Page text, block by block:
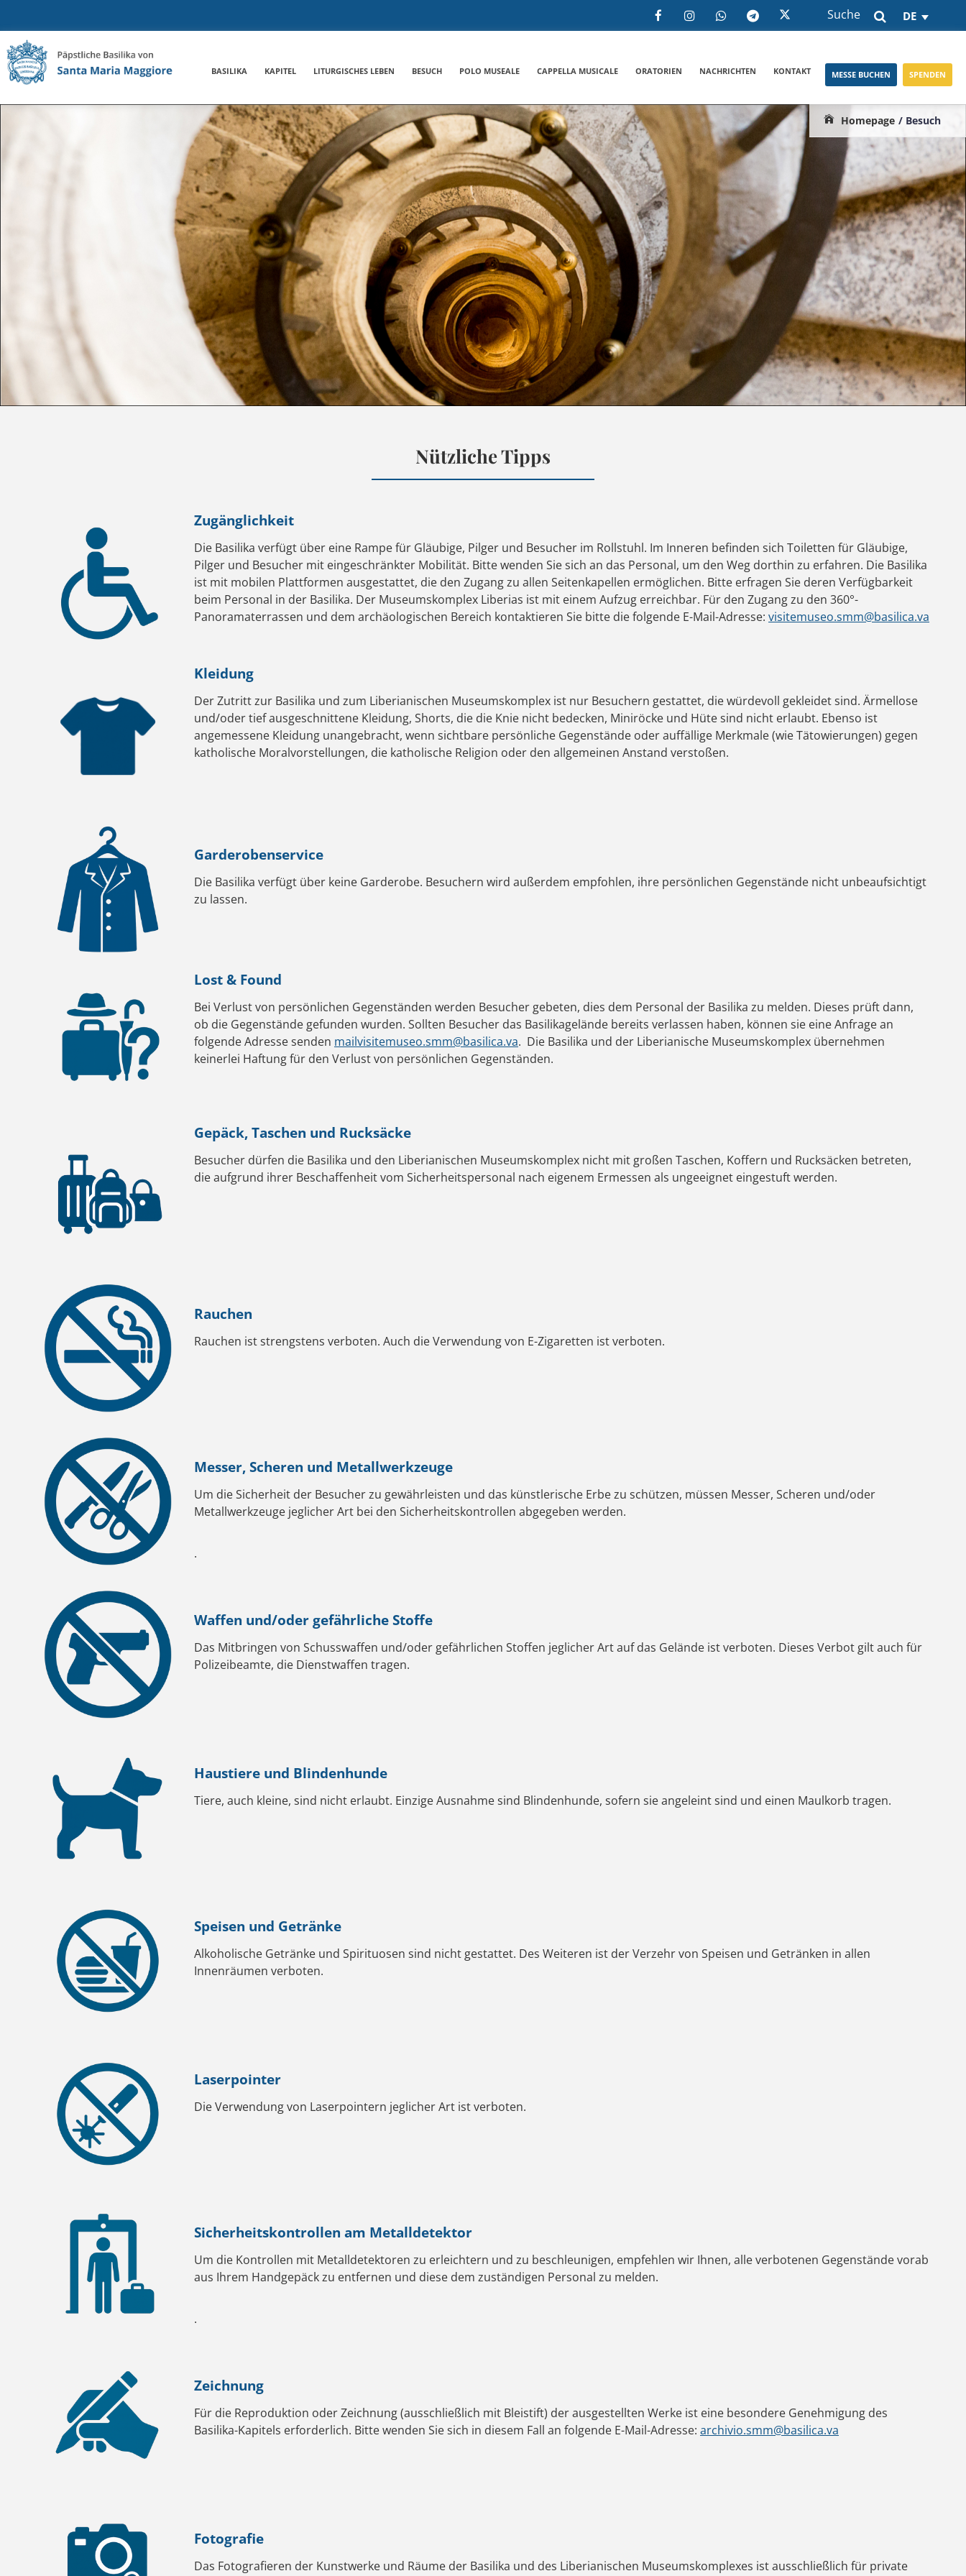
DE
Suche
BASILIKA KAPITEL LITURGISCHES LEBEN BESUCH POLO MUSEALE CAPPELLA MUSICALE ORATORIEN NACHRICHTEN KONTAKT MESSE BUCHEN SPENDEN
Homepage / Besuch
Nützliche Tipps
Zugänglichkeit
Die Basilika verfügt über eine Rampe für Gläubige, Pilger und Besucher im Rollstuhl. Im Inneren befinden sich Toiletten für Gläubige,
Pilger und Besucher mit eingeschränkter Mobilität. Bitte wenden Sie sich an das Personal, um den Weg dorthin zu erfahren. Die Basilika
ist mit mobilen Plattformen ausgestattet, die den Zugang zu allen Seitenkapellen ermöglichen. Bitte erfragen Sie deren Verfügbarkeit
beim Personal in der Basilika. Der Museumskomplex Liberias ist mit einem Aufzug erreichbar. Für den Zugang zu den 360°-
Panoramaterrassen und dem archäologischen Bereich kontaktieren Sie bitte die folgende E-Mail-Adresse: visitemuseo.smm@basilica.va
Kleidung
Der Zutritt zur Basilika und zum Liberianischen Museumskomplex ist nur Besuchern gestattet, die würdevoll gekleidet sind. Ärmellose
und/oder tief ausgeschnittene Kleidung, Shorts, die die Knie nicht bedecken, Miniröcke und Hüte sind nicht erlaubt. Ebenso ist
angemessene Kleidung unangebracht, wenn sichtbare persönliche Gegenstände oder auffällige Merkmale (wie Tätowierungen) gegen
katholische Moralvorstellungen, die katholische Religion oder den allgemeinen Anstand verstoßen.
Garderobenservice
Die Basilika verfügt über keine Garderobe. Besuchern wird außerdem empfohlen, ihre persönlichen Gegenstände nicht unbeaufsichtigt
zu lassen.
Lost & Found
Bei Verlust von persönlichen Gegenständen werden Besucher gebeten, dies dem Personal der Basilika zu melden. Dieses prüft dann,
ob die Gegenstände gefunden wurden. Sollten Besucher das Basilikagelände bereits verlassen haben, können sie eine Anfrage an
folgende Adresse senden mailvisitemuseo.smm@basilica.va. Die Basilika und der Liberianische Museumskomplex übernehmen
keinerlei Haftung für den Verlust von persönlichen Gegenständen.
Gepäck, Taschen und Rucksäcke
Besucher dürfen die Basilika und den Liberianischen Museumskomplex nicht mit großen Taschen, Koffern und Rucksäcken betreten,
die aufgrund ihrer Beschaffenheit vom Sicherheitspersonal nach eigenem Ermessen als ungeeignet eingestuft werden.
Rauchen
Rauchen ist strengstens verboten. Auch die Verwendung von E-Zigaretten ist verboten.
Messer, Scheren und Metallwerkzeuge
Um die Sicherheit der Besucher zu gewährleisten und das künstlerische Erbe zu schützen, müssen Messer, Scheren und/oder
Metallwerkzeuge jeglicher Art bei den Sicherheitskontrollen abgegeben werden.
.
Waffen und/oder gefährliche Stoffe
Das Mitbringen von Schusswaffen und/oder gefährlichen Stoffen jeglicher Art auf das Gelände ist verboten. Dieses Verbot gilt auch für
Polizeibeamte, die Dienstwaffen tragen.
Haustiere und Blindenhunde
Tiere, auch kleine, sind nicht erlaubt. Einzige Ausnahme sind Blindenhunde, sofern sie angeleint sind und einen Maulkorb tragen.
Speisen und Getränke
Alkoholische Getränke und Spirituosen sind nicht gestattet. Des Weiteren ist der Verzehr von Speisen und Getränken in allen
Innenräumen verboten.
Laserpointer
Die Verwendung von Laserpointern jeglicher Art ist verboten.
Sicherheitskontrollen am Metalldetektor
Um die Kontrollen mit Metalldetektoren zu erleichtern und zu beschleunigen, empfehlen wir Ihnen, alle verbotenen Gegenstände vorab
aus Ihrem Handgepäck zu entfernen und diese dem zuständigen Personal zu melden.
.
Zeichnung
Für die Reproduktion oder Zeichnung (ausschließlich mit Bleistift) der ausgestellten Werke ist eine besondere Genehmigung des
Basilika-Kapitels erforderlich. Bitte wenden Sie sich in diesem Fall an folgende E-Mail-Adresse: archivio.smm@basilica.va
Fotografie
Das Fotografieren der Kunstwerke und Räume der Basilika und des Liberianischen Museumskomplexes ist ausschließlich für private